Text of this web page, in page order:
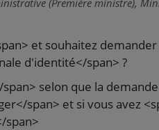
(Première ministre),
et souhaitez demander
d'identité</span> ?
selon que la
span> et si vous avez
span>